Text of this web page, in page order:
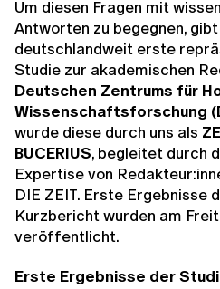
Um diesen Fragen mit
Antworten zu begegnen,
deutschlandweit erste
Studie zur akademischen
Deutschen Zentrums für
Wissenschaftsforschung
wurde diese durch uns als
BUCERIUS, begleitet durch
Expertise von
DIE ZEIT. Erste Ergebnisse
Kurzbericht wurden am
veröffentlicht.
Erste Ergebnisse der